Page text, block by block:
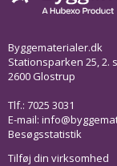
Byggematerialer.dk
Stationsparken 25, 2.
2600 Glostrup
Tlf.: 7025 3031
E-mail:
Besøgsstatistik
Tilføj din virksomhed